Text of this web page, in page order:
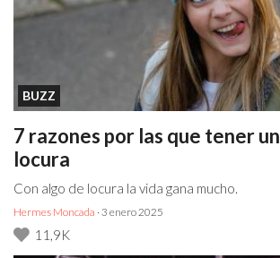
BUZZ
7 razones por las que tener
locura
Con algo de locura la vida gana mucho.
Hermes Moncada · 3 enero 2025
11,9K